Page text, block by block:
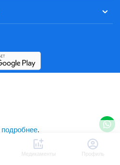
Медикаменты Профиль
подробнее.